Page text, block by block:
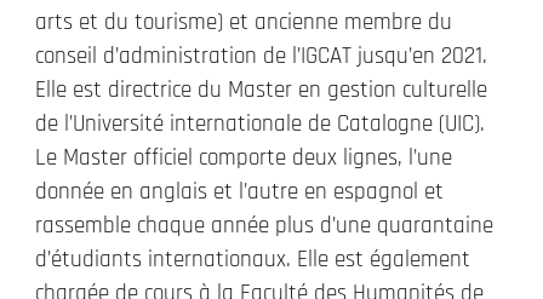
arts et du tourisme) et ancienne membre du
conseil d’administration de l’IGCAT jusqu’en 2021.
Elle est directrice du Master en gestion culturelle
de l’Université internationale de Catalogne (UIC).
Le Master officiel comporte deux lignes, l’une
donnée en anglais et l’autre en espagnol et
rassemble chaque année plus d’une quarantaine
d’étudiants internationaux. Elle est également